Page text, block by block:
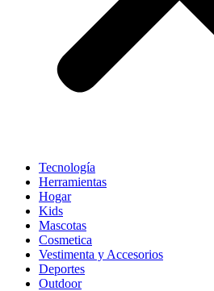
Tecnología
Herramientas
Hogar
Kids
Mascotas
Cosmetica
Vestimenta y Accesorios
Deportes
Outdoor